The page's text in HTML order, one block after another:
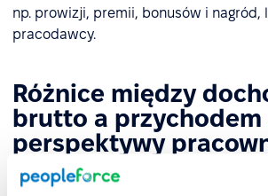
np. prowizji, premii, bonusów i nagród,
pracodawcy.
Różnice między
brutto a przychodem
perspektywy
Dochód brutto i przychód są